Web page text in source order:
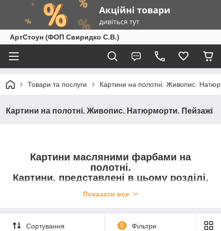
АртСтоун (ФОП Свиридко С.В.)
Товари та послуги Картини на полотні. Живопис.
Картини на полотні. Живопис. Натюрморти. Пейзажі
Картини масляними фарбами на
полотні.
Картини, представлені в цьому розділі,
масляного живопису на полотні
полотні повністю власноруч!
Показати все
Сортування 0 Фільтри